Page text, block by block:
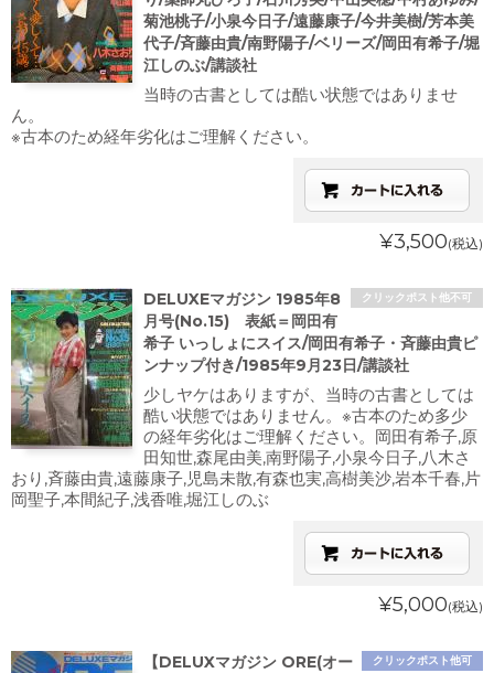
菊池桃子/小泉今日子/遠藤康子/今井美樹/芳本美
代子/斉藤由貴/南野陽子/ベリーズ/岡田有希子/堀
江しのぶ/講談社
当時の古書としては酷い状態ではありませ
ん。
※古本のため経年劣化はご理解ください。
¥3,500(税込)
クリックポスト他不可
DELUXEマガジン 1985年8
月号(No.15) 表紙＝岡田有
希子 いっしょにスイス/岡田有希子・斉藤由貴ピ
ンナップ付き/1985年9月23日/講談社
少しヤケはありますが、当時の古書としては
酷い状態ではありません。※古本のため多少
の経年劣化はご理解ください。岡田有希子,原
田知世,森尾由美,南野陽子,小泉今日子,八木さ
おり,斉藤由貴,遠藤康子,児島未散,有森也実,高樹美沙,岩本千春,片
岡聖子,本間紀子,浅香唯,堀江しのぶ
¥5,000(税込)
クリックポスト他可
【DELUXマガジン ORE(オー